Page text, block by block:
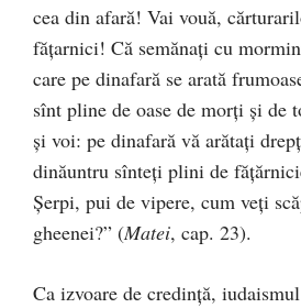
cea din afară! Vai vouă,
fățarnici! Că semănați cu
care pe dinafară se arată
sînt pline de oase de morți și de
și voi: pe dinafară vă arătați
dinăuntru sînteți plini de
Șerpi, pui de vipere, cum veți
gheenei?” (Matei, cap. 23).
Ca izvoare de credință,